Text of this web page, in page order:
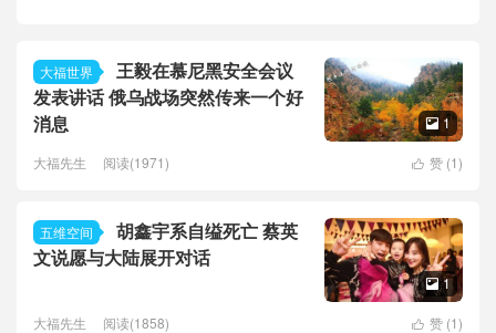
大福世界
王毅在慕尼黑安全会议
发表讲话 俄乌战场突然传来一个好
消息
 1
 赞 (1)
大福先生 阅读(1971)
五维空间
胡鑫宇系自缢死亡 蔡英
文说愿与大陆展开对话
 1
 赞 (1)
大福先生 阅读(1858)